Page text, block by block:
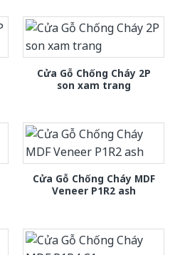
Cửa Gỗ Chống Cháy 2P
son xam trang
Cửa Gỗ Chống Cháy MDF
Veneer P1R2 ash